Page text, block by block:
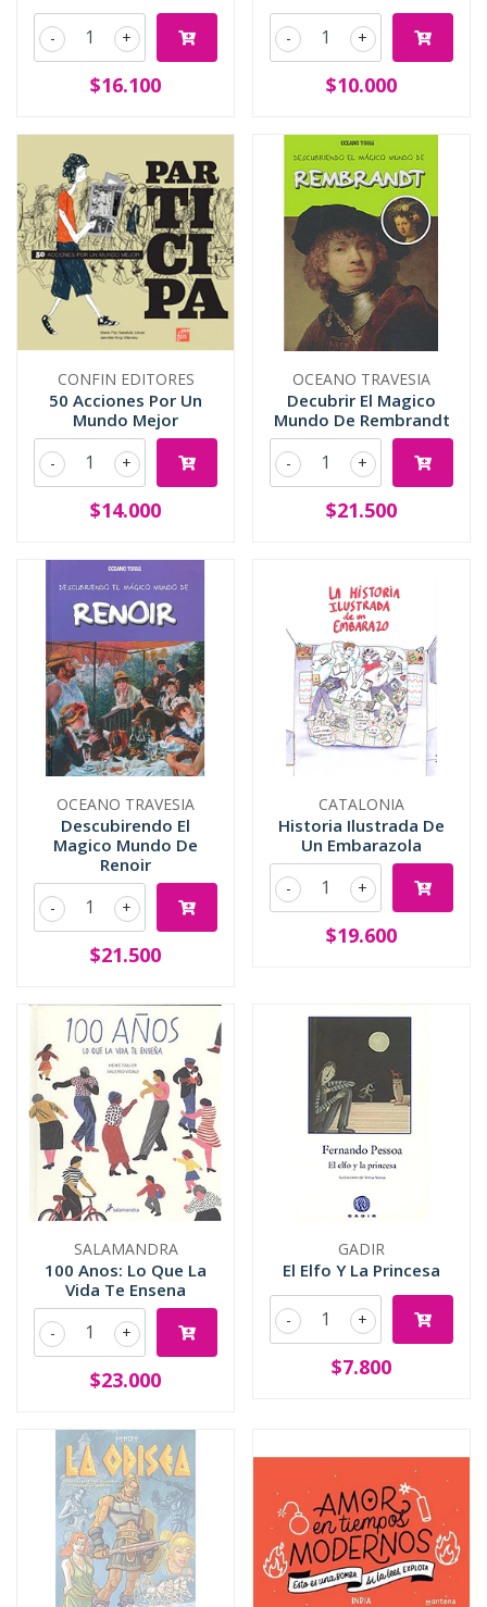
+
-
$16.100
+
-
$10.000
CONFIN EDITORES
50 Acciones Por Un
Mundo Mejor
+
-
$14.000
OCEANO TRAVESIA
Decubrir El Magico
Mundo De Rembrandt
+
-
$21.500
OCEANO TRAVESIA
Descubirendo El
Magico Mundo De
Renoir
+
-
$21.500
CATALONIA
Historia Ilustrada De
Un Embarazola
+
-
$19.600
SALAMANDRA
100 Anos: Lo Que La
Vida Te Ensena
+
-
$23.000
GADIR
El Elfo Y La Princesa
+
-
$7.800